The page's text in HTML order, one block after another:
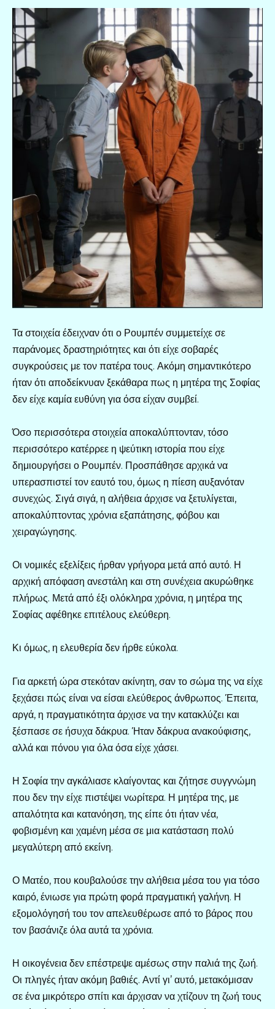
Τα στοιχεία έδειχναν ότι ο Ρουμπέν συμμετείχε σε
παράνομες δραστηριότητες και ότι είχε σοβαρές
συγκρούσεις με τον πατέρα τους. Ακόμη σημαντικότερο
ήταν ότι αποδείκνυαν ξεκάθαρα πως η μητέρα της Σοφίας
δεν είχε καμία ευθύνη για όσα είχαν συμβεί.
Όσο περισσότερα στοιχεία αποκαλύπτονταν, τόσο
περισσότερο κατέρρεε η ψεύτικη ιστορία που είχε
δημιουργήσει ο Ρουμπέν. Προσπάθησε αρχικά να
υπερασπιστεί τον εαυτό του, όμως η πίεση αυξανόταν
συνεχώς. Σιγά σιγά, η αλήθεια άρχισε να ξετυλίγεται,
αποκαλύπτοντας χρόνια εξαπάτησης, φόβου και
χειραγώγησης.
Οι νομικές εξελίξεις ήρθαν γρήγορα μετά από αυτό. Η
αρχική απόφαση ανεστάλη και στη συνέχεια ακυρώθηκε
πλήρως. Μετά από έξι ολόκληρα χρόνια, η μητέρα της
Σοφίας αφέθηκε επιτέλους ελεύθερη.
Κι όμως, η ελευθερία δεν ήρθε εύκολα.
Για αρκετή ώρα στεκόταν ακίνητη, σαν το σώμα της να είχε
ξεχάσει πώς είναι να είσαι ελεύθερος άνθρωπος. Έπειτα,
αργά, η πραγματικότητα άρχισε να την κατακλύζει και
ξέσπασε σε ήσυχα δάκρυα. Ήταν δάκρυα ανακούφισης,
αλλά και πόνου για όλα όσα είχε χάσει.
Η Σοφία την αγκάλιασε κλαίγοντας και ζήτησε συγγνώμη
που δεν την είχε πιστέψει νωρίτερα. Η μητέρα της, με
απαλότητα και κατανόηση, της είπε ότι ήταν νέα,
φοβισμένη και χαμένη μέσα σε μια κατάσταση πολύ
μεγαλύτερη από εκείνη.
Ο Ματέο, που κουβαλούσε την αλήθεια μέσα του για τόσο
καιρό, ένιωσε για πρώτη φορά πραγματική γαλήνη. Η
εξομολόγησή του τον απελευθέρωσε από το βάρος που
τον βασάνιζε όλα αυτά τα χρόνια.
Η οικογένεια δεν επέστρεψε αμέσως στην παλιά της ζωή.
Οι πληγές ήταν ακόμη βαθιές. Αντί γι’ αυτό, μετακόμισαν
σε ένα μικρότερο σπίτι και άρχισαν να χτίζουν τη ζωή τους